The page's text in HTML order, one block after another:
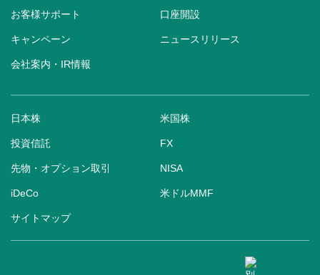
お客様サポート 口座開設
キャンペーン ニュースリリース
会社案内・IR情報
日本株 米国株
投資信託 FX
先物・オプション取引 NISA
iDeCo 米ドルMMF
サイトマップ